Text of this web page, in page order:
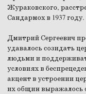
Жураковского,
Сандармох в 1937 году.
Дмитрий Сергеевич
удавалось созидать
людьми и
условиях в
акцент в устроении
их общин выражалось